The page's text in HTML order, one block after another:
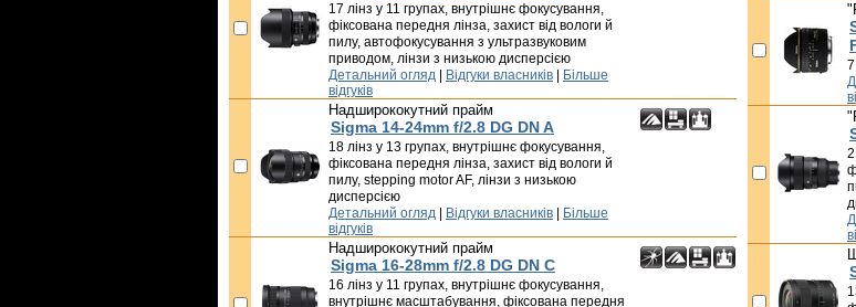
17 лінз у 11 групах, внутрішнє фокусування,
фіксована передня лінза, захист від вологи й
пилу, автофокусування з ультразвуковим
приводом, лінзи з низькою дисперсією
Детальний огляд Відгуки власників
Більше
відгуків
Надширококутний прайм
Sigma 14-24mm f/2.8 DG DN A
18 лінз у 13 групах, внутрішнє фокусування,
фіксована передня лінза, захист від вологи й
пилу, stepping motor AF, лінзи з низькою
дисперсією
Детальний огляд Відгуки власників
Більше
відгуків
Надширококутний прайм
Sigma 16-28mm f/2.8 DG DN C
16 лінз у 11 групах, внутрішнє фокусування,
внутрішнє масштабування, фіксована передня